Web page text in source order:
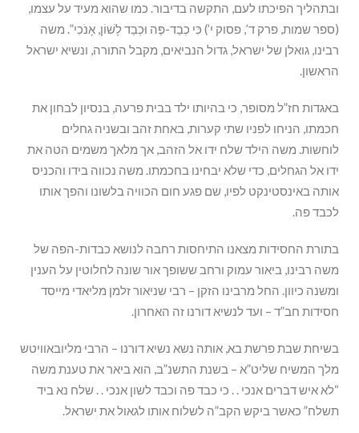
ובתהליך הפיכתו לעם, התקשה בדיבור. כמו שהוא מעיד על עצמו,
(ספר שמות, פרק ד’, פסוק י’) כִּי כְבַד-פֶּה וּכְבַד לָשׁוֹן, אָנֹכִי”. משה
רבינו, גואלן של ישראל, גדול הנביאים, מקבל התורה, ונשיא ישראל
הראשון.
באגדות חז”ל מסופר, כי בהיותו ילד בבית פרעה, בנסיון לבחון את
חכמתו, הניחו לפניו שתי קערות, באחת זהב ובשניה גחלים
לוחשות. משה הילד שלח ידו אל הזהב, אך מלאך משמים הטה את
ידו אל הגחלים, כדי שלא יבחינו בחכמתו. משה נכווה בידו והכניס
אותה באינסטינקט לפיו, שם פגע חום הכוויה בלשונו והפך אותו
לכבד פה.
בתורת החסידות מצאנו התיחסות רחבה לנושא כבדות-הפה של
משה רבינו, ביאור עמוק ורחב ששופך אור שונה לחלוטין על הענין
ומשנה כיוון. החל מרבינו הזקן – רבי שניאור זלמן מליאדי מייסד
חסידות חב”ד – ועד לנשיא דורנו זה האחרון.
בשיחת שבת פרשת בא, אותה נשא נשיא דורנו – הרבי מליובאוויטש
מלך המשיח שליט”א – בשנת התשנ”ב, הוא ביאר את טענת משה
“לא איש דברים אנכי . . כי כבד פה וכבד לשון אנכי . . שלח נא ביד
תשלח” כאשר ביקש הקב”ה לשלוח אותו לגאול את ישראל.